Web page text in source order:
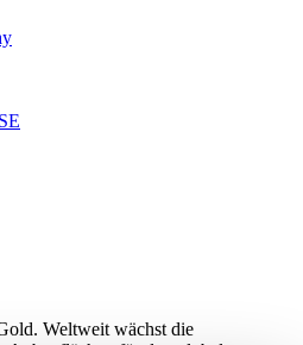
Weltweit wächst die